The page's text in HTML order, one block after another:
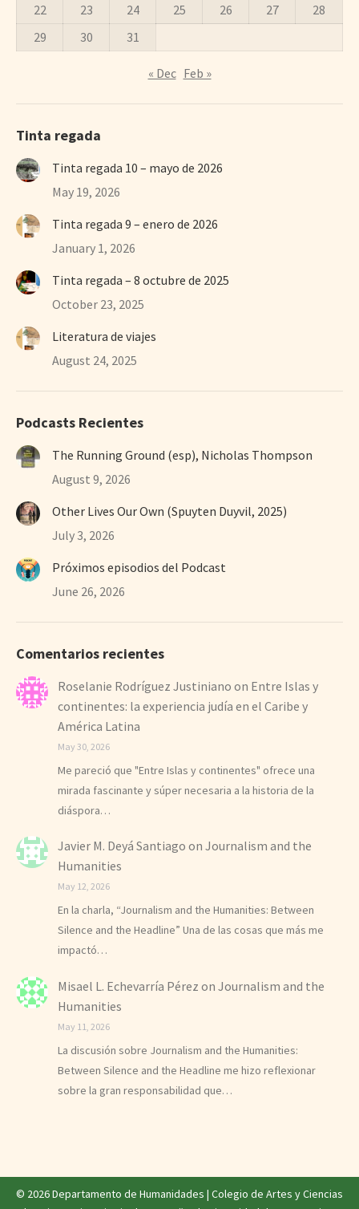
22
23 24 25 26 27
28
29
30 31
« Dec Feb »
Tinta regada
Tinta regada 10 – mayo de 2026
May 19, 2026
Tinta regada 9 – enero de 2026
January 1, 2026
Tinta regada – 8 octubre de 2025
October 23, 2025
Literatura de viajes
August 24, 2025
Podcasts Recientes
The Running Ground (esp), Nicholas Thompson
August 9, 2026
Other Lives Our Own (Spuyten Duyvil, 2025)
July 3, 2026
Próximos episodios del Podcast
June 26, 2026
Comentarios recientes
Roselanie Rodríguez Justiniano on Entre Islas y
continentes: la experiencia judía en el Caribe y
América Latina
May 30, 2026
Me pareció que "Entre Islas y continentes" ofrece una
mirada fascinante y súper necesaria a la historia de la
diáspora…
Javier M. Deyá Santiago on Journalism and the
Humanities
May 12, 2026
En la charla, “Journalism and the Humanities: Between
Silence and the Headline” Una de las cosas que más me
impactó…
Misael L. Echevarría Pérez on Journalism and the
Humanities
May 11, 2026
La discusión sobre Journalism and the Humanities:
Between Silence and the Headline me hizo reflexionar
sobre la gran responsabilidad que…
© 2026 Departamento de Humanidades | Colegio de Artes y Ciencias